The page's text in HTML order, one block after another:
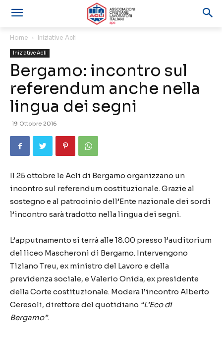
Home Iniziative Acli
Iniziative Acli
Bergamo: incontro sul
referendum anche nella
lingua dei segni
19 Ottobre 2016
Il 25 ottobre le Acli di Bergamo organizzano un
incontro sul referendum costituzionale. Grazie al
sostegno e al patrocinio dell’Ente nazionale dei sordi
l’incontro sarà tradotto nella lingua dei segni.
L’apputnamento si terrà alle 18.00 presso l’auditorium
del liceo Mascheroni di Bergamo. Intervengono
Tiziano Treu, ex ministro del Lavoro e della
previdenza sociale, e Valerio Onida, ex presidente
della Corte costituzionale. Modera l’incontro Alberto
Ceresoli, direttore del quotidiano “L’Eco di
Bergamo”.